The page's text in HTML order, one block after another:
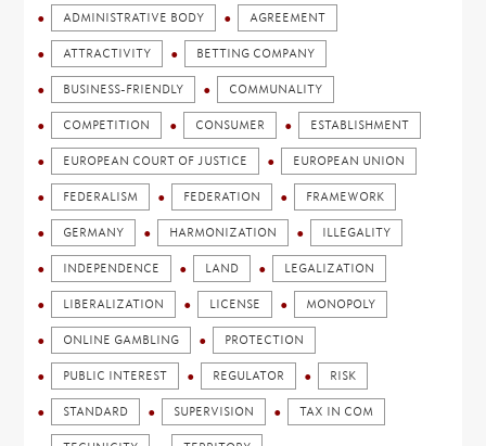
ADMINISTRATIVE BODY AGREEMENT
ATTRACTIVITY BETTING COMPANY
BUSINESS-FRIENDLY COMMUNALITY
COMPETITION CONSUMER ESTABLISHMENT
EUROPEAN COURT OF JUSTICE EUROPEAN UNION
FEDERALISM FEDERATION FRAMEWORK
GERMANY HARMONIZATION ILLEGALITY
INDEPENDENCE LAND LEGALIZATION
LIBERALIZATION LICENSE MONOPOLY
ONLINE GAMBLING PROTECTION
PUBLIC INTEREST REGULATOR RISK
STANDARD SUPERVISION TAX IN COM